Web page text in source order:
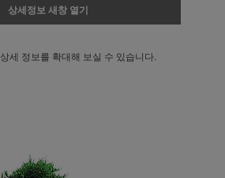
상세정보 새창 열기
상세 정보를 확대해 보실 수 있습니다.